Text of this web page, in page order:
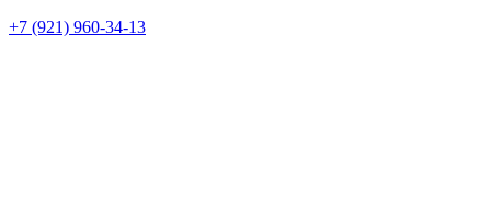
+7 (921) 960-34-13